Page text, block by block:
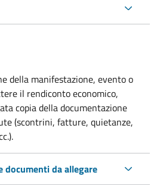
della manifestazione, evento o
il rendiconto economico,
copia della documentazione
(scontrini, fatture, quietanze,
documenti da allegare